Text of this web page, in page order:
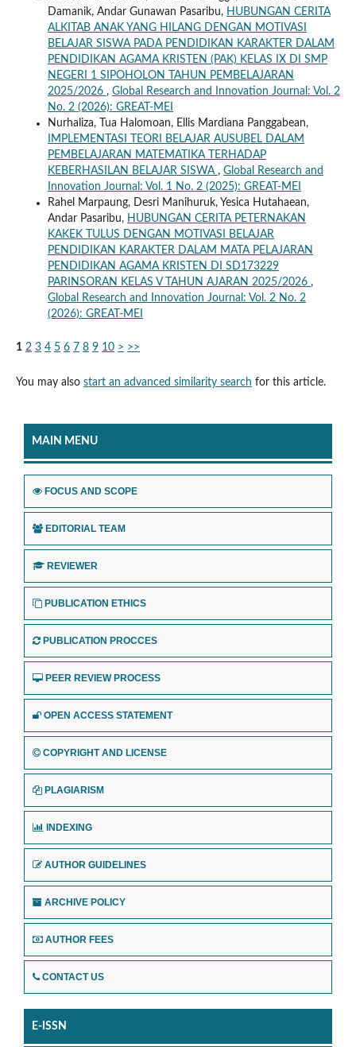
Damanik, Andar Gunawan Pasaribu, HUBUNGAN CERITA
ALKITAB ANAK YANG HILANG DENGAN MOTIVASI
BELAJAR SISWA PADA PENDIDIKAN KARAKTER DALAM
PENDIDIKAN AGAMA KRISTEN (PAK) KELAS IX DI SMP
NEGERI 1 SIPOHOLON TAHUN PEMBELAJARAN
2025/2026 , Global Research and Innovation Journal: Vol. 2
No. 2 (2026): GREAT-MEI
Nurhaliza, Tua Halomoan, Ellis Mardiana Panggabean,
IMPLEMENTASI TEORI BELAJAR AUSUBEL DALAM
PEMBELAJARAN MATEMATIKA TERHADAP
KEBERHASILAN BELAJAR SISWA , Global Research and
Innovation Journal: Vol. 1 No. 2 (2025): GREAT-MEI
Rahel Marpaung, Desri Manihuruk, Yesica Hutahaean,
Andar Pasaribu, HUBUNGAN CERITA PETERNAKAN
KAKEK TULUS DENGAN MOTIVASI BELAJAR
PENDIDIKAN KARAKTER DALAM MATA PELAJARAN
PENDIDIKAN AGAMA KRISTEN DI SD173229
PARINSORAN KELAS V TAHUN AJARAN 2025/2026 ,
Global Research and Innovation Journal: Vol. 2 No. 2
(2026): GREAT-MEI
1 2 3 4 5 6 7 8 9 10 > >>
You may also start an advanced similarity search for this article.
MAIN MENU
FOCUS AND SCOPE
EDITORIAL TEAM
REVIEWER
PUBLICATION ETHICS
PUBLICATION PROCCES
PEER REVIEW PROCESS
OPEN ACCESS STATEMENT
COPYRIGHT AND LICENSE
PLAGIARISM
INDEXING
AUTHOR GUIDELINES
ARCHIVE POLICY
AUTHOR FEES
CONTACT US
E-ISSN